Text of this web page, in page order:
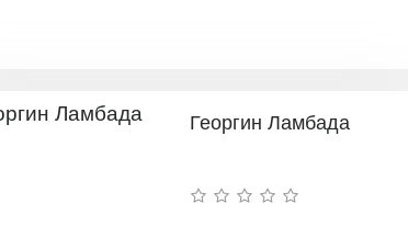
Георгин Ламбада